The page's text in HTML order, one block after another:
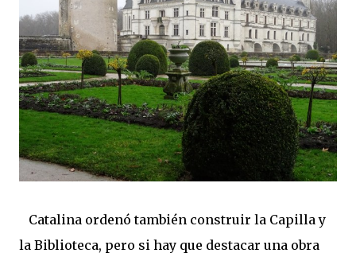
Catalina ordenó también construir la Capilla y
la Biblioteca, pero si hay que destacar una obra